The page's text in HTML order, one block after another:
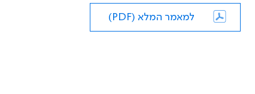
למאמר המלא (PDF)